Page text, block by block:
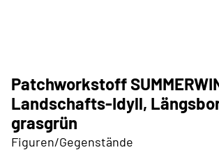
Patchworkstoff
Landschafts-Idyll,
grasgrün
Figuren/Gegenstände